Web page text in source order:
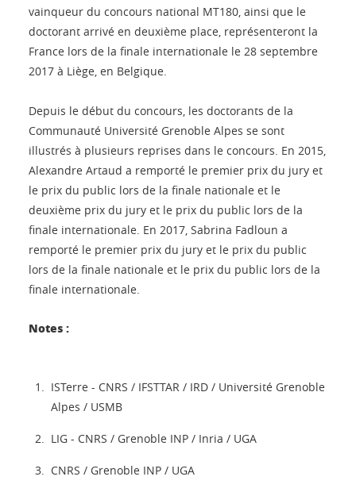
vainqueur du concours national MT180, ainsi que le
doctorant arrivé en deuxième place, représenteront la
France lors de la finale internationale le 28 septembre
2017 à Liège, en Belgique.
Depuis le début du concours, les doctorants de la
Communauté Université Grenoble Alpes se sont
illustrés à plusieurs reprises dans le concours. En 2015,
Alexandre Artaud a remporté le premier prix du jury et
le prix du public lors de la finale nationale et le
deuxième prix du jury et le prix du public lors de la
finale internationale. En 2017, Sabrina Fadloun a
remporté le premier prix du jury et le prix du public
lors de la finale nationale et le prix du public lors de la
finale internationale.
Notes :
ISTerre - CNRS / IFSTTAR / IRD / Université Grenoble
Alpes / USMB
LIG - CNRS / Grenoble INP / Inria / UGA
CNRS / Grenoble INP / UGA